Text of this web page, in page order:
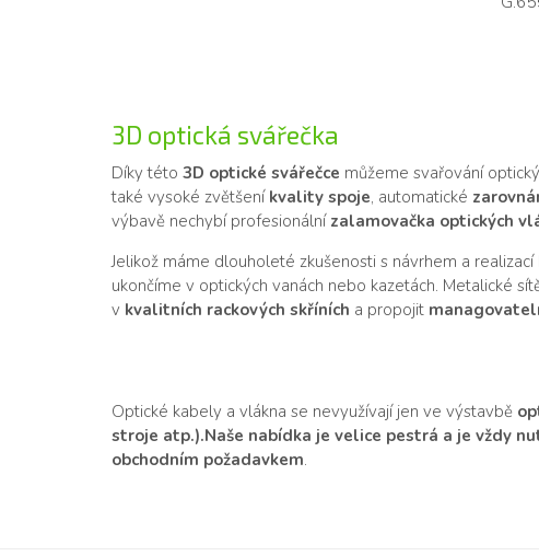
3D optická svářečka
Díky této 3D optické svářečce můžeme svařování
také vysoké zvětšení kvality spoje, automatické
výbavě nechybí profesionální zalamovačka optických
Jelikož máme dlouholeté zkušenosti s návrhem a
ukončíme v optických vanách nebo kazetách. Metalické
v kvalitních rackových skříních a propojit
Optické kabely a vlákna se nevyužívají jen ve výstavbě
stroje atp.).Naše nabídka je velice pestrá a je vždy
obchodním požadavkem.